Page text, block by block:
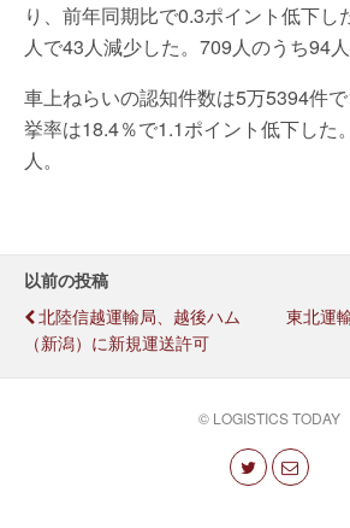
り、前年同期比で0.3ポイント低下し
人で43人減少した。709人のうち94人
車上ねらいの認知件数は5万5394件
挙率は18.4％で1.1ポイント低下した
人。
以前の投稿
北陸信越運輸局、越後ハム
（新潟）に新規運送許可
東北運
© LOGISTICS TODAY